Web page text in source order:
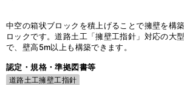
中空の箱状ブロックを積上げることで擁壁を構
ロックです。道路土工「擁壁工指針」対応の大
で、壁高5m以上も構築できます。
認定・規格・準拠図書等
道路土工擁壁工指針